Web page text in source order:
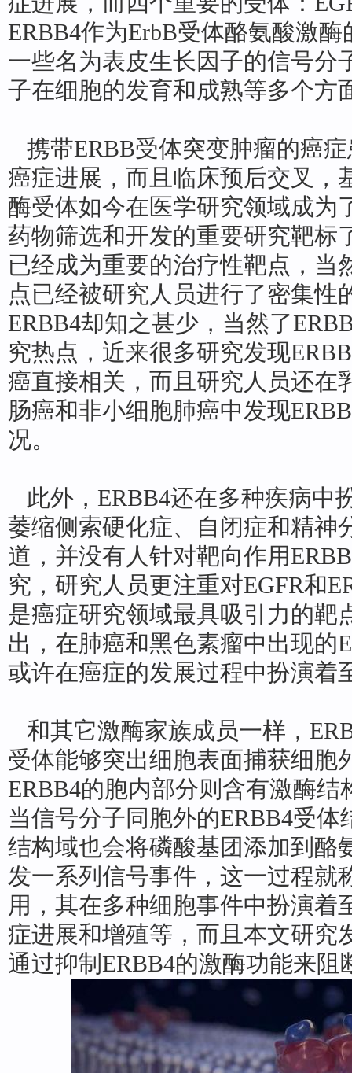
ERBB4作为ErbB受体酪氨酸激
一些名为表皮生长因子的信号分
子在细胞的发育和成熟等多个方
携带ERBB受体突变肿瘤的癌
癌症进展，而且临床预后交叉，
酶受体如今在医学研究领域成为
药物筛选和开发的重要研究靶标
已经成为重要的治疗性靶点，当
点已经被研究人员进行了密集性
ERBB4却知之甚少，当然了
究热点，近来很多研究发现
癌直接相关，而且研究人员还在
肠癌和非小细胞肺癌中发现
况。
此外，ERBB4还在多种疾病中
萎缩侧索硬化症、自闭症和精神
道，并没有人针对靶向作用
究，研究人员更注重对EGFR和
是癌症研究领域最具吸引力的靶
出，在肺癌和黑色素瘤中出现的
或许在癌症的发展过程中扮演着
和其它激酶家族成员一样，
受体能够突出细胞表面捕获细胞
ERBB4的胞内部分则含有激酶
当信号分子同胞外的ERBB4受
结构域也会将磷酸基团添加到酪
发一系列信号事件，这一过程就
用，其在多种细胞事件中扮演着
症进展和增殖等，而且本文研究
通过抑制ERBB4的激酶功能来